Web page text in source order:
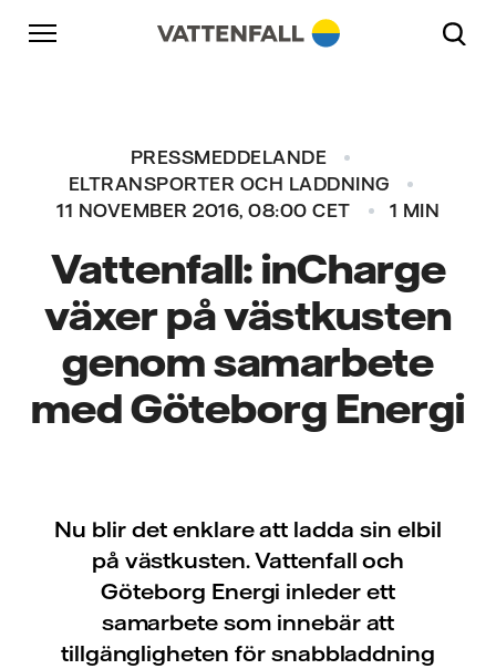
Skip to content
Gå till huvudnavigeringen
Gå till sidfoten
PRESSMEDDELANDE
ELTRANSPORTER OCH LADDNING
11 NOVEMBER 2016, 08:00 CET
1 MIN
Vattenfall: inCharge
växer på västkusten
genom samarbete
med Göteborg Energi
Nu blir det enklare att ladda sin elbil
på västkusten. Vattenfall och
Göteborg Energi inleder ett
samarbete som innebär att
tillgängligheten för snabbladdning
Gå till huvudnavigeringen